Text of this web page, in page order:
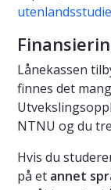
Lånekassen
finnes det
NTNU og du
Hvis du
på et annet